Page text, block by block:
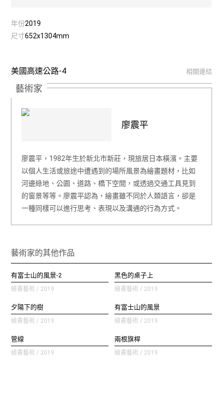
年份2019
尺寸652x1304mm
美國高速公路-4 相關連結
藝術家
廖震平
廖震平，1982年生於新北市新莊，現旅居日本橫濱。主要
以個人生活或旅途中遭遇到的場所風景為繪畫題材，比如
河邊綠地、公園、道路、橋下空間，或透過交通工具見到
的窗景等等。廖震平認為，繪畫雖不同於人類語言，卻是
一種同樣可以進行思考、表現以及溝通的行為方式。
藝術家的其他作品
有富士山的風景-2
繪畫藝術 / 2019
黑色的桌子上
繪畫藝術 / 2019
夕陽下的樹
繪畫藝術 / 2019
有富士山的風景
繪畫藝術 / 2019
管線
繪畫藝術 / 2019
兩根旗桿
繪畫藝術 / 2019